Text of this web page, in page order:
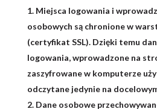
Miejsca logowania i
osobowych są chronione w
(certyfikat SSL). Dzięki temu
logowania, wprowadzone na
zaszyfrowane w komputerze
odczytane jedynie na
Dane osobowe